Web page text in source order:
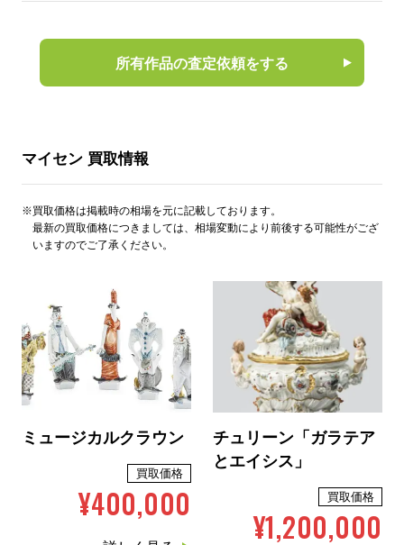
所有作品の査定依頼をする
マイセン 買取情報
※買取価格は掲載時の相場を元に記載しております。
最新の買取価格につきましては、相場変動により前後する可能性がござ
いますのでご了承ください。
ミュージカルクラウン
買取価格
¥400,000
チュリーン「ガラテア
とエイシス」
買取価格
¥1,200,000